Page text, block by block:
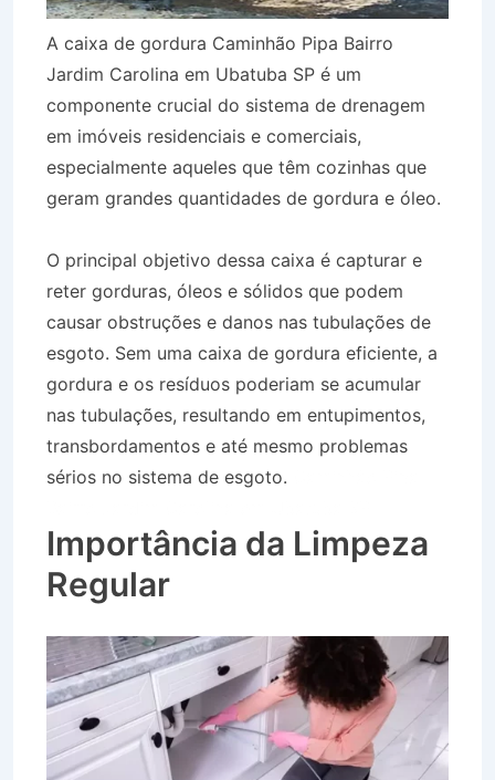
A caixa de gordura Caminhão Pipa Bairro
Jardim Carolina em Ubatuba SP é um
componente crucial do sistema de drenagem
em imóveis residenciais e comerciais,
especialmente aqueles que têm cozinhas que
geram grandes quantidades de gordura e óleo.
O principal objetivo dessa caixa é capturar e
reter gorduras, óleos e sólidos que podem
causar obstruções e danos nas tubulações de
esgoto. Sem uma caixa de gordura eficiente, a
gordura e os resíduos poderiam se acumular
nas tubulações, resultando em entupimentos,
transbordamentos e até mesmo problemas
sérios no sistema de esgoto.
Importância da Limpeza
Regular